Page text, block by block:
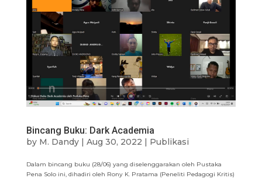
Bincang Buku: Dark Academia
by M. Dandy| Aug 30, 2022 | Publikasi
Dalam bincang buku (28/06) yang diselenggarakan oleh Pustaka
Pena Solo ini, dihadiri oleh Rony K. Pratama (Peneliti Pedagogi Kritis)